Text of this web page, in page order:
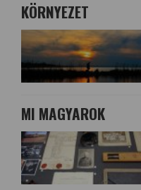
KÖRNYEZET
MI MAGYAROK